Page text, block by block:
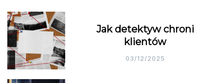
Jak detektyw chroni
klientów
03/12/2025